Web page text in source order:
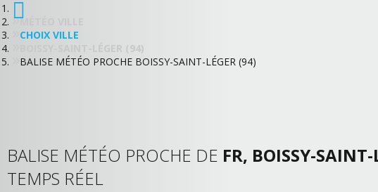
MÉTÉO VILLE
CHOIX VILLE
BOISSY-SAINT-LÉGER (94)
BALISE MÉTÉO PROCHE BOISSY-SAINT-LÉGER (94)
BALISE MÉTÉO PROCHE DE FR, BOISSY-
TEMPS RÉEL